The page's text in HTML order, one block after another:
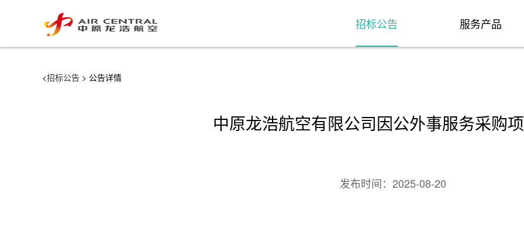
招标公告 服务产品
<招标公告 > 公告详情
中原龙浩航空有限公司因公外事服务采购
发布时间： 2025-08-20